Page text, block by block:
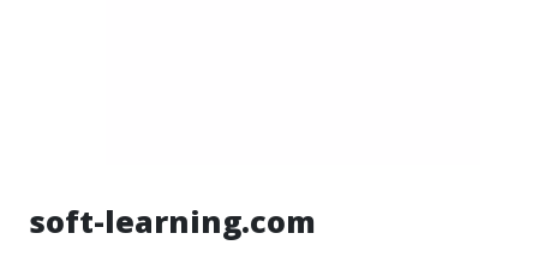
soft-learning.com